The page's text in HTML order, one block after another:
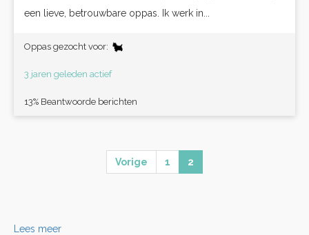
een lieve, betrouwbare oppas. Ik werk in...
Oppas gezocht voor:
3 jaren geleden actief
13% Beantwoorde berichten
Vorige 1 2
Lees meer